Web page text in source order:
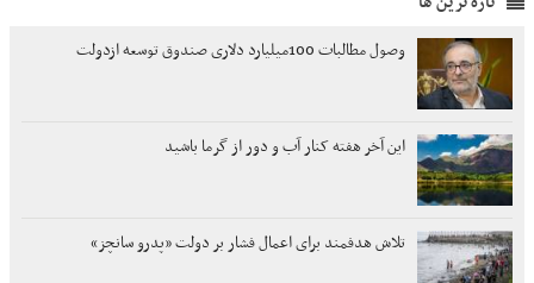
وصول مطالبات 100میلیارد دلاری صندوق توسعه ازدولت
این آخر هفته کنار آب و دور از گرما باشید
تلاش هدفمند برای اعمال فشار بر دولت «پدرو سانچز»